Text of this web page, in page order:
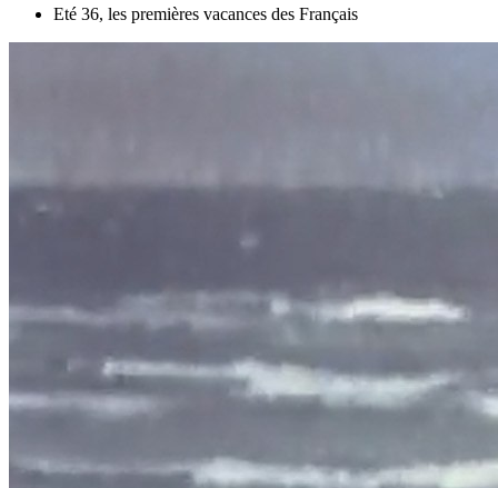
Eté 36, les premières vacances des Français